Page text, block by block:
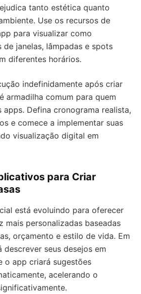
tanto estética quanto
Use os recursos de
para visualizar como
de janelas, lâmpadas e spots
diferentes horários.
indefinidamente após criar
armadilha comum para quem
apps. Defina cronograma realista,
e comece a implementar suas
visualização digital em
para Criar
está evoluindo para oferecer
mais personalizadas baseadas
orçamento e estilo de vida. Em
descrever seus desejos em
o app criará sugestões
acelerando o